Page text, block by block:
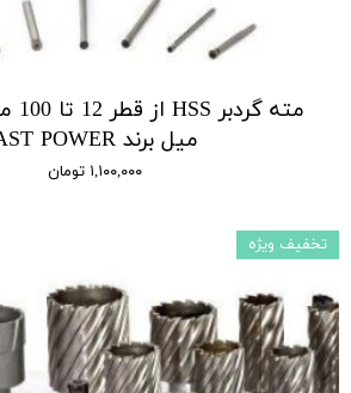
میل برند AST POWER
۱,۱۰۰,۰۰۰ تومان
تخفیف ویژه